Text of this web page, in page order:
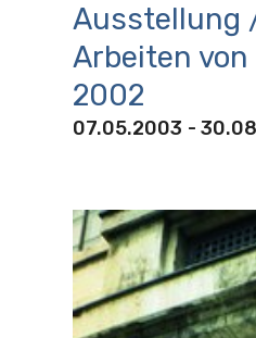
Ausstellung
Arbeiten von
2002
07.05.2003 -